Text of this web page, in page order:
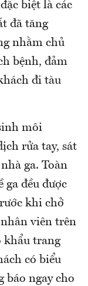
biệt là các
đã tăng
nhằm chủ
bệnh, đảm
đi tàu
môi
rửa tay, sát
ga. Toàn
ga đều được
khi chở
viên trên
khẩu trang
có biểu
báo ngay cho